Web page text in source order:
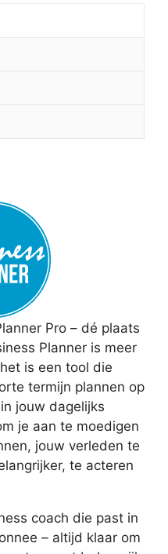
Pro – dé plaats
Planner is meer
is een tool die
termijn plannen op
jouw dagelijks
je aan te moedigen
jouw verleden te
te acteren
coach die past in
– altijd klaar om